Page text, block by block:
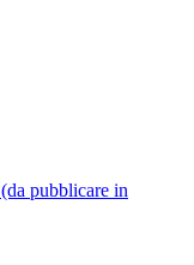
pubblicare in